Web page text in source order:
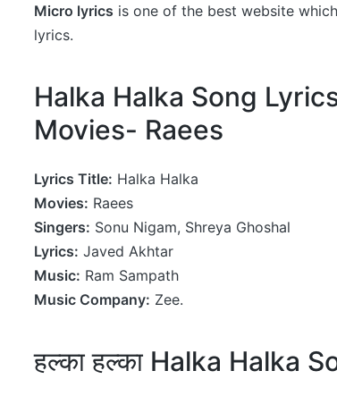
Micro lyrics is one of the best website
lyrics.
Halka Halka Song
Movies- Raees
Lyrics Title: Halka Halka
Movies: Raees
Singers: Sonu Nigam, Shreya Ghoshal
Lyrics: Javed Akhtar
Music: Ram Sampath
Music Company: Zee.
हल्का हल्का Halka Halka